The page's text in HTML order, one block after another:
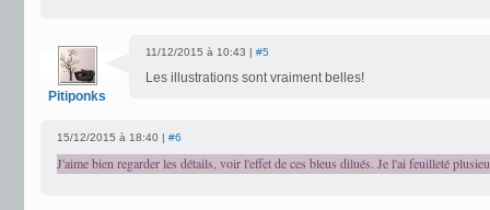
Pitiponks
11/12/2015 à 10:43 | #5
Les illustrations sont vraiment belles!
15/12/2015 à 18:40 | #6
J'aime bien regarder les détails, voir l'effet de ces bleus dilués. Je l'ai feuilleté